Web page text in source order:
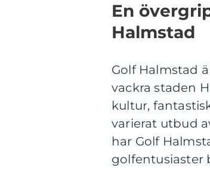
En
Halmstad
Golf Halmstad
vackra staden
kultur,
varierat utbud
har Golf
golfentusiaster